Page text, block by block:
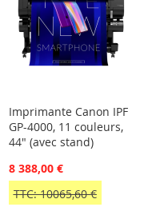
Imprimante Canon IPF
GP-4000, 11 couleurs,
44" (avec stand)
8 388,00 €
TTC: 10065,60 €